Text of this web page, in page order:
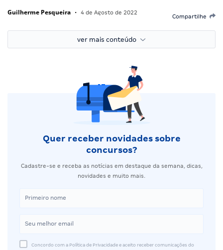
Guilherme Pesqueira • 4 de Agosto de 2022
Compartilhe
ver mais conteúdo
Quer receber novidades sobre
concursos?
Cadastre-se e receba as notícias em destaque da semana, dicas,
novidades e muito mais.
Concordo com a Política de Privacidade e aceito receber comunicações do